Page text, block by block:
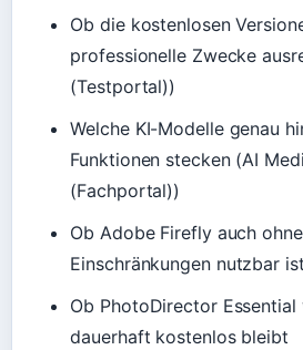
Ob die kostenlosen
professionelle Zwecke
(Testportal))
Welche KI-Modelle genau
Funktionen stecken (AI
(Fachportal))
Ob Adobe Firefly auch ohne
Einschränkungen nutzbar ist
Ob PhotoDirector
dauerhaft kostenlos bleibt